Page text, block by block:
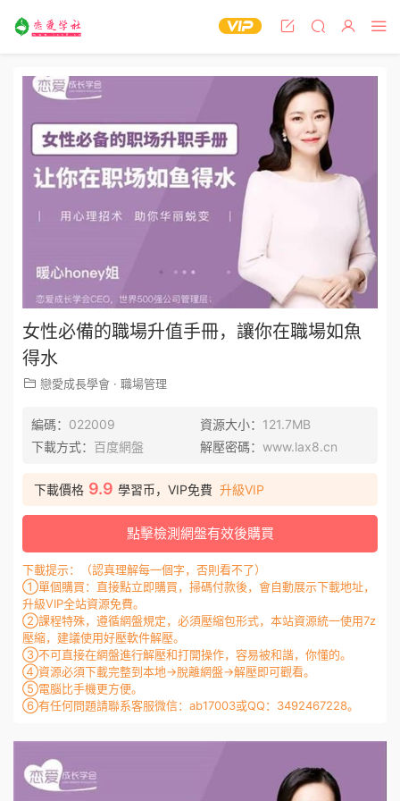
女性必備的職場升值手冊，讓你在職場如魚
得水
戀愛成長學會 · 職場管理
編碼： 022009 資源大小： 121.7MB
下載方式： 百度網盤 解壓密碼： www.lax8.cn
下載價格 9.9 學習币，VIP免費 升級VIP
點擊檢測網盤有效後購買
下載提示：（認真理解每一個字，否則看不了）
①單個購買：直接點立即購買，掃碼付款後，會自動展示下載地址，
升級VIP全站資源免費。
②課程特殊，遵循網盤規定，必須壓縮包形式，本站資源統一使用7z
壓縮，建議使用好壓軟件解壓。
③不可直接在網盤進行解壓和打開操作，容易被和諧，你懂的。
④資源必須下載完整到本地→脫離網盤→解壓即可觀看。
⑤電腦比手機更方便。
⑥有任何問題請聯系客服微信：ab17003或QQ：3492467228。